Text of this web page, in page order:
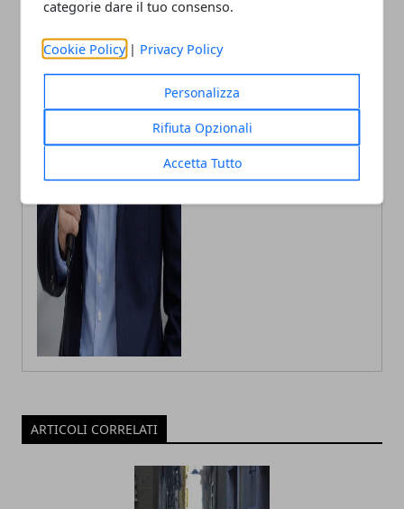
categorie dare il tuo consenso.
Cookie Policy | Privacy Policy
Personalizza
Rifiuta Opzionali
Accetta Tutto
ARTICOLI CORRELATI